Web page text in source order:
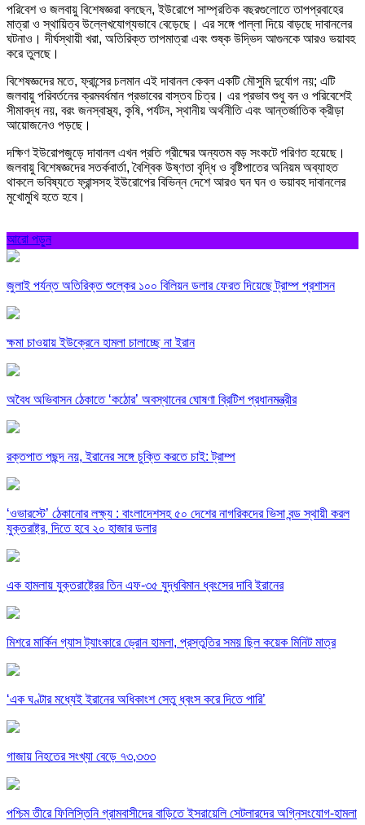
পরিবেশ ও জলবায়ু বিশেষজ্ঞরা বলছেন, ইউরোপে সাম্প্রতিক বছরগুলোতে তাপপ্রবাহের
মাত্রা ও স্থায়িত্ব উল্লেখযোগ্যভাবে বেড়েছে। এর সঙ্গে পাল্লা দিয়ে বাড়ছে দাবানলের
ঘটনাও। দীর্ঘস্থায়ী খরা, অতিরিক্ত তাপমাত্রা এবং শুষ্ক উদ্ভিদ আগুনকে আরও ভয়াবহ
করে তুলছে।
বিশেষজ্ঞদের মতে, ফ্রান্সের চলমান এই দাবানল কেবল একটি মৌসুমি দুর্যোগ নয়; এটি
জলবায়ু পরিবর্তনের ক্রমবর্ধমান প্রভাবের বাস্তব চিত্র। এর প্রভাব শুধু বন ও পরিবেশেই
সীমাবদ্ধ নয়, বরং জনস্বাস্থ্য, কৃষি, পর্যটন, স্থানীয় অর্থনীতি এবং আন্তর্জাতিক ক্রীড়া
আয়োজনেও পড়ছে।
দক্ষিণ ইউরোপজুড়ে দাবানল এখন প্রতি গ্রীষ্মের অন্যতম বড় সংকটে পরিণত হয়েছে।
জলবায়ু বিশেষজ্ঞদের সতর্কবার্তা, বৈশ্বিক উষ্ণতা বৃদ্ধি ও বৃষ্টিপাতের অনিয়ম অব্যাহত
থাকলে ভবিষ্যতে ফ্রান্সসহ ইউরোপের বিভিন্ন দেশে আরও ঘন ঘন ও ভয়াবহ দাবানলের
মুখোমুখি হতে হবে।
আরো পড়ুন
জুলাই পর্যন্ত অতিরিক্ত শুল্কের ১০০ বিলিয়ন ডলার ফেরত দিয়েছে ট্রাম্প প্রশাসন
ক্ষমা চাওয়ায় ইউক্রেনে হামলা চালাচ্ছে না ইরান
অবৈধ অভিবাসন ঠেকাতে ‘কঠোর’ অবস্থানের ঘোষণা ব্রিটিশ প্রধানমন্ত্রীর
রক্তপাত পছন্দ নয়, ইরানের সঙ্গে চুক্তি করতে চাই: ট্রাম্প
‘ওভারস্টে’ ঠেকানোর লক্ষ্য : বাংলাদেশসহ ৫০ দেশের নাগরিকদের ভিসা বন্ড স্থায়ী করল
যুক্তরাষ্ট্র, দিতে হবে ২০ হাজার ডলার
এক হামলায় যুক্তরাষ্ট্রের তিন এফ-৩৫ যুদ্ধবিমান ধ্বংসের দাবি ইরানের
মিশরে মার্কিন গ্যাস ট্যাংকারে ড্রোন হামলা, প্রস্তুতির সময় ছিল কয়েক মিনিট মাত্র
‘এক ঘণ্টার মধ্যেই ইরানের অধিকাংশ সেতু ধ্বংস করে দিতে পারি’
গাজায় নিহতের সংখ্যা বেড়ে ৭৩,৩৩৩
পশ্চিম তীরে ফিলিস্তিনি গ্রামবাসীদের বাড়িতে ইসরায়েলি সেটলারদের অগ্নিসংযোগ-হামলা